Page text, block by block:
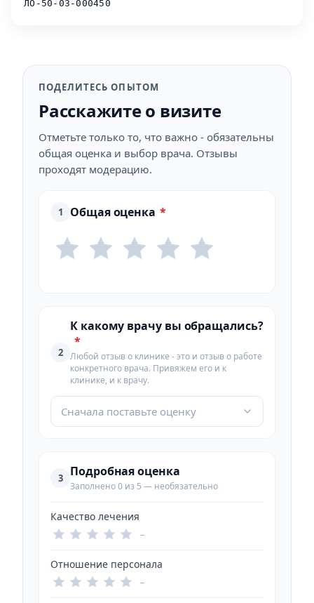
ЛО-50-03-000450
ПОДЕЛИТЕСЬ ОПЫТОМ
Расскажите о визите
Отметьте только то, что важно - обязательны
общая оценка и выбор врача. Отзывы
проходят модерацию.
1 Общая оценка *
2
К какому врачу вы обращались?
*
Любой отзыв о клинике - это и отзыв о работе
конкретного врача. Привяжем его и к
клинике, и к врачу.
Сначала поставьте оценку
3 Подробная оценка
Заполнено 0 из 5 — необязательно
Качество лечения
–
Отношение персонала
–